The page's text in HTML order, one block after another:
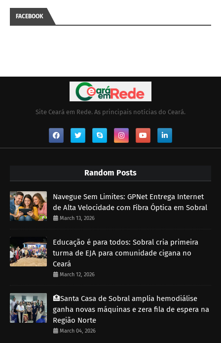
FACEBOOK
Site Ceará em Rede. As principais notícias do Ceará.
Random Posts
Navegue Sem Limites: GPNet Entrega Internet
de Alta Velocidade com Fibra Óptica em Sobral
March 13, 2026
Educação é para todos: Sobral cria primeira
turma de EJA para comunidade cigana no
Ceará
March 12, 2026
🏥Santa Casa de Sobral amplia hemodiálise
ganha novas máquinas e zera fila de espera na
Região Norte
March 04, 2026